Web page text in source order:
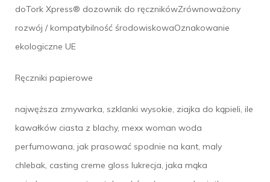
doTork Xpress® dozownik do ręcznikówZrównoważony
rozwój / kompatybilność środowiskowaOznakowanie
ekologiczne UE
Ręczniki papierowe
najwęższa zmywarka, szklanki wysokie, ziajka do kąpieli, ile
kawałków ciasta z blachy, mexx woman woda
perfumowana, jak prasować spodnie na kant, maly
chlebak, casting creme gloss lukrecja, jaka mąka